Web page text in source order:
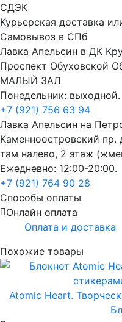
СДЭК
Курьерская доставка
Самовывоз в СПб
Лавка Апельсин в ДК
Проспект Обуховской
МАЛЫЙ ЗАЛ
Понедельник:
+7 (921) 756 63 94
Лавка Апельсин на
Каменноостровский
там налево, 2 этаж
Ежедневно: 12:00-20:00.
+7 (921) 764 90 28
Способы оплаты
Онлайн оплата
Оплата и доставка
Похожие товары
Atomic Heart.